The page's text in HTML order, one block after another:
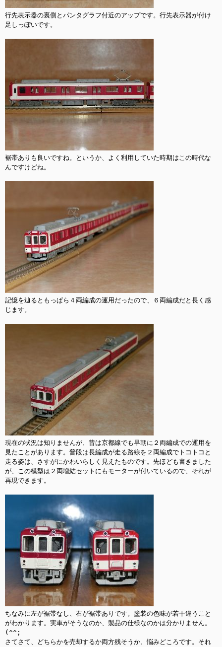
行先表示器の裏側とパンタグラフ付近のアップです。行先表示器が付け
足しっぽいです。
裾帯ありも良いですね。というか、よく利用していた時期はこの時代な
んですけどね。
記憶を辿るともっぱら４両編成の運用だったので、６両編成だと長く感
じます。
現在の状況は知りませんが、昔は京都線でも早朝に２両編成での運用を
見たことがあります。普段は長編成が走る路線を２両編成でトコトコと
走る姿は、さすがにかわいらしく見えたものです。先ほども書きました
が、この模型は２両増結セットにもモーターが付いているので、それが
再現できます。
ちなみに左が裾帯なし、右が裾帯ありです。塗装の色味が若干違うこと
がわかります。実車がそうなのか、製品の仕様なのかは分かりません。
(^^;
さてさて、どちらかを売却するか両方残そうか、悩みどころです。それ